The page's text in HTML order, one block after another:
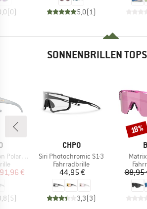
(0) 5,0(1 )
SONNENBRILLEN
(VLT 12%)
Preis
91,96 €
(5)
MARKE
CHPO
Artikel
Siri Photochromic S1-3
Produktgruppe
Fahrradbrille
Preis
44,95 €
3,3(3)
Artikel
88,95
18%